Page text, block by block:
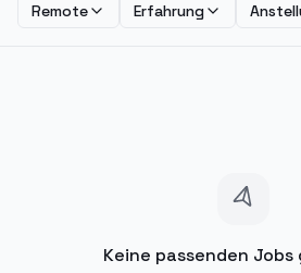
Remote Erfahrung
Keine passenden